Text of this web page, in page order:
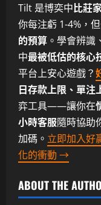
Tilt 是博奕中比莊
你每注虧 1-4%，
的預算 。學會辨
中最被低估的核心
平台上安心遊戲？
日存款上限、單注
弈工具——讓你在
小時客服隨時協助
加碼。 立即加入好
化的衝動 →
ABOUT THE